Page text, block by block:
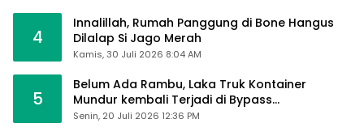
4
Innalillah, Rumah Panggung di Bone Hangus
Dilalap Si Jago Merah
Kamis, 30 Juli 2026 8:04 AM
5
Belum Ada Rambu, Laka Truk Kontainer
Mundur kembali Terjadi di Bypass
Sumpallabbu
Senin, 20 Juli 2026 12:36 PM